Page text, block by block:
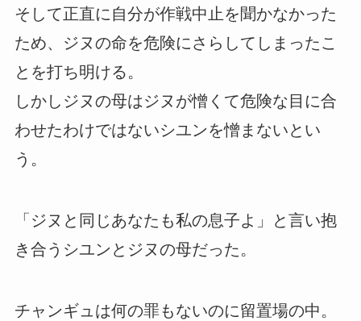
そして正直に自分が作戦中止を聞かなかった
ため、ジヌの命を危険にさらしてしまったこ
とを打ち明ける。
しかしジヌの母はジヌが憎くて危険な目に合
わせたわけではないシユンを憎まないとい
う。
「ジヌと同じあなたも私の息子よ」と言い抱
き合うシユンとジヌの母だった。
チャンギュは何の罪もないのに留置場の中。